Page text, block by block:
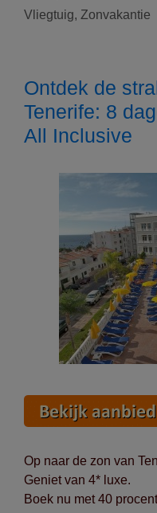
449
Vliegtuig, Zonvakantie
Ontdek de
Tenerife: 8
All Inclusive
Op naar de zon van
Geniet van 4* luxe.
Boek nu met 40